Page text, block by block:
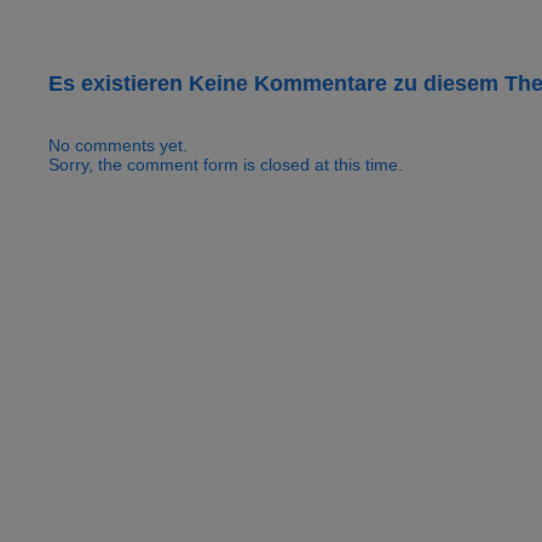
Es existieren Keine Kommentare zu diesem
No comments yet.
Sorry, the comment form is closed at this time.